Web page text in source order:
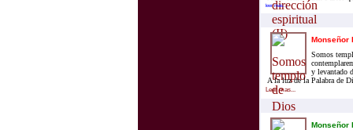
leer mas...
Monseñor
Somos
y levantado
A la luz de la Palabra de
Leer mas...
Monseñor